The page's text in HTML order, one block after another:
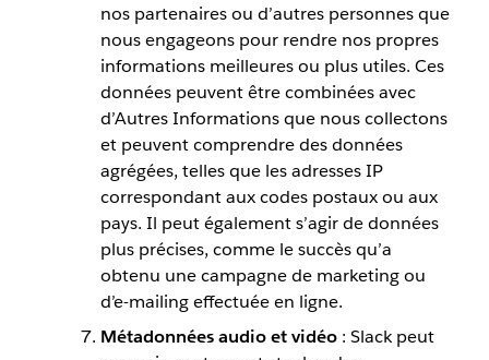
nos partenaires ou d’autres personnes que
nous engageons pour rendre nos propres
informations meilleures ou plus utiles. Ces
données peuvent être combinées avec
d’Autres Informations que nous collectons
et peuvent comprendre des données
agrégées, telles que les adresses IP
correspondant aux codes postaux ou aux
pays. Il peut également s’agir de données
plus précises, comme le succès qu’a
obtenu une campagne de marketing ou
d’e-mailing effectuée en ligne.
Métadonnées audio et vidéo: Slack peut